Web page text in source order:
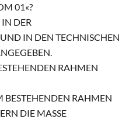
01«?
DER P
IN DEN TECHNISCHEN D
RAHMEN
BESTEHENDEN RAHMEN
DIE MASSE Ü